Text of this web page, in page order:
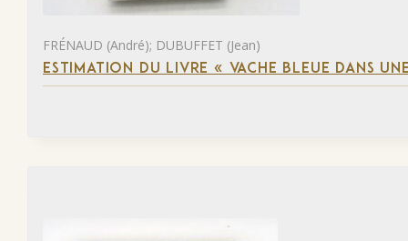
FRÉNAUD (André); DUBUFFET (Jean)
ESTIMATION DU LIVRE « VACHE BLEUE DANS